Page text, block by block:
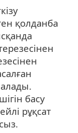
қолданба
басу
рұқсат